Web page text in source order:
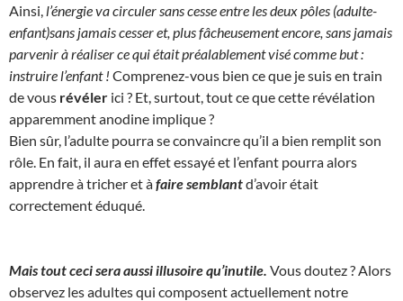
Ainsi, l’énergie va circuler sans cesse entre les deux pôles (adulte-
enfant)sans jamais cesser et, plus fâcheusement encore, sans jamais
parvenir à réaliser ce qui était préalablement visé comme but :
instruire l’enfant ! Comprenez-vous bien ce que je suis en train
de vous révéler ici ? Et, surtout, tout ce que cette révélation
apparemment anodine implique ?
Bien sûr, l’adulte pourra se convaincre qu’il a bien remplit son
rôle. En fait, il aura en effet essayé et l’enfant pourra alors
apprendre à tricher et àfaire semblantd’avoir était
correctement éduqué.
Mais tout ceci sera aussi illusoire qu’inutile. Vous doutez ? Alors
observez les adultes qui composent actuellement notre